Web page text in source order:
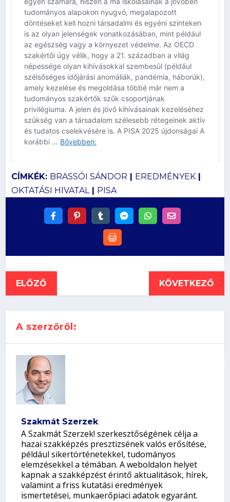
CÍMKÉK: BRASSÓI SÁNDOR | EREDMÉNYEK|
OKTATÁSI HIVATAL| PISA
ELŐZŐ KÖVETKEZŐ
A szerzőről:
Szakmát Szerzek
A Szakmát Szerzek! szerkesztőségének célja a
hazai szakképzés presztizsének valós erősítése,
például sikertörténetekkel, tudományos
elemzésekkel a témában. A weboldalon helyet
kapnak a szakképzést érintő aktualitások, hírek,
valamint a friss kutatási eredmények
ismertetései, munkaerőpiaci adatok egyaránt.